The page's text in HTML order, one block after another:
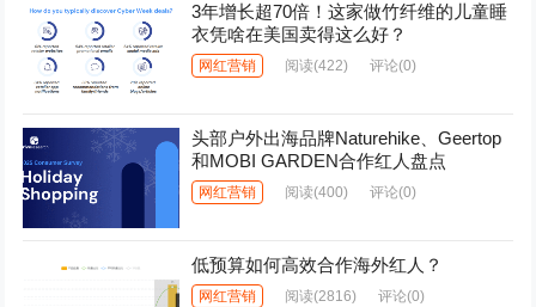
3年增长超70倍！这家做竹纤维的儿童睡
衣凭啥在美国卖得这么好？
网红营销 阅读(422) 评论(0)
头部户外出海品牌Naturehike、Geertop
和MOBI GARDEN合作红人盘点
网红营销 阅读(400) 评论(0)
低预算如何高效合作海外红人？
网红营销 阅读(2816) 评论(0)